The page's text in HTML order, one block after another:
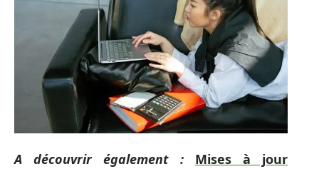
A découvrir également :
Mises à jour